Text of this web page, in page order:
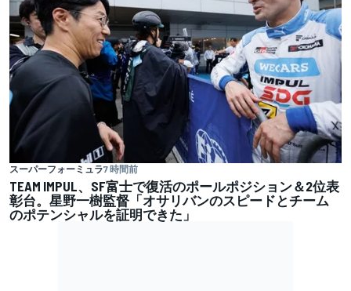
スーパーフォーミュラ7 時間前
TEAM IMPUL、SF富士で復活のポールポジション＆2位表
彰台。星野一樹監督「オサリバンのスピードとチーム
のポテンシャルを証明できた」